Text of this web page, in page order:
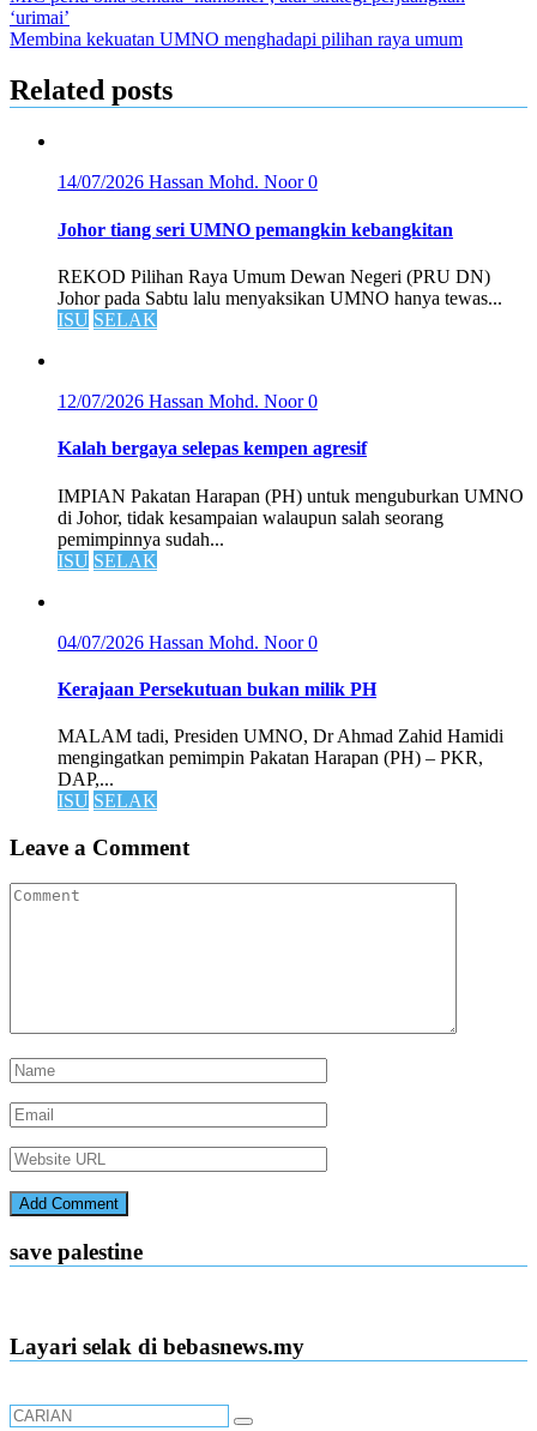
‘urimai’
Membina kekuatan UMNO menghadapi pilihan raya umum
Related posts
14/07/2026 Hassan Mohd. Noor0
Johor tiang seri UMNO pemangkin kebangkitan
REKOD Pilihan Raya Umum Dewan Negeri (PRU DN)
Johor pada Sabtu lalu menyaksikan UMNO hanya tewas...
ISU SELAK
12/07/2026 Hassan Mohd. Noor0
Kalah bergaya selepas kempen agresif
IMPIAN Pakatan Harapan (PH) untuk menguburkan UMNO
di Johor, tidak kesampaian walaupun salah seorang
pemimpinnya sudah...
ISU SELAK
04/07/2026 Hassan Mohd. Noor0
Kerajaan Persekutuan bukan milik PH
MALAM tadi, Presiden UMNO, Dr Ahmad Zahid Hamidi
mengingatkan pemimpin Pakatan Harapan (PH) – PKR,
DAP,...
ISU SELAK
Leave a Comment
save palestine
Layari selak di bebasnews.my